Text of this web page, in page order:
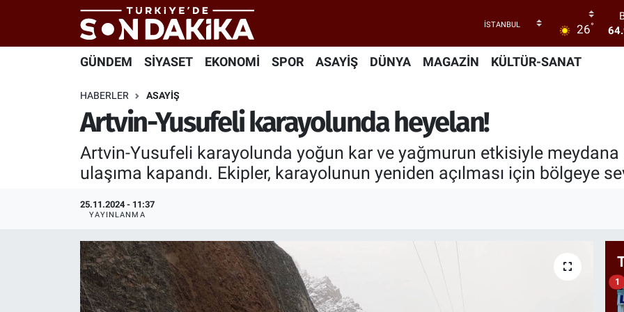
26°
GÜNDEM SİYASET EKONOMİ SPOR ASAYİŞ DÜNYA MAGAZİN KÜLTÜR-SANAT
HABERLER ASAYİŞ
Artvin-Yusufeli karayolunda heyelan!
Artvin-Yusufeli karayolunda yoğun kar ve yağmurun etkisiyle meydana
ulaşıma kapandı. Ekipler, karayolunun yeniden açılması için bölgeye
25.11.2024 - 11:37
YAYINLANMA
1
Hava Durumu
Trafik Durumu
Süper Lig Puan Durumu ve Fikstür
Tüm Manşetler